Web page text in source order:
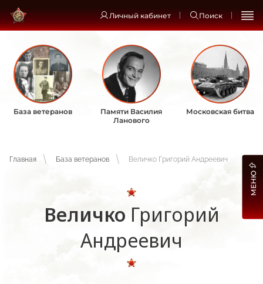
Личный кабинет Поиск
База ветеранов
Памяти Василия
Ланового
Московская битва
Главная База ветеранов Величко Григорий Андреевич
Величко Григорий
Андреевич
МЕНЮ